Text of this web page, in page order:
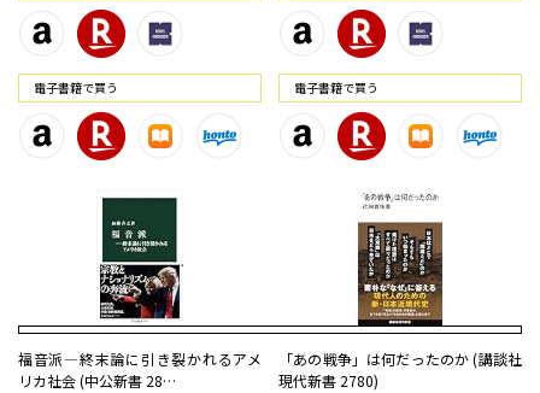
電⼦書籍で買う 電⼦書籍で買う
福音派―終末論に引き裂かれるアメ
リカ社会 (中公新書 28…
「あの戦争」は何だったのか (講談社
現代新書 2780)